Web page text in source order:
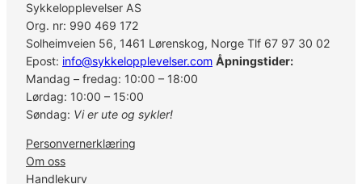
t
a
l
l
Sykkelopplevelser AS
Org. nr: 990 469 172
Solheimveien 56, 1461 Lørenskog, Norge Tlf 67 97 30 02
Epost: info@sykkelopplevelser.com Åpningstider:
Mandag – fredag: 10:00 – 18:00
Lørdag: 10:00 – 15:00
Søndag: Vi er ute og sykler!
Personvernerklæring
Om oss
Handlekurv